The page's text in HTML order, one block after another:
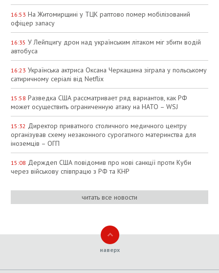
16:53 На Житомирщині у ТЦК раптово помер мобілізований
офіцер запасу
16:35 У Лейпцигу дрон над українським літаком міг збити водій
автобуса
16:23 Українська актриса Оксана Черкашина зіграла у польському
сатиричному серіалі від Netflix
15:58 Разведка США рассматривает ряд вариантов, как РФ
может осуществить ограниченную атаку на НАТО – WSJ
15:32 Директор приватного столичного медичного центру
організував схему незаконного сурогатного материнства для
іноземців – ОГП
15:08 Держдеп США повідомив про нові санкції проти Куби
через військову співпрацю з РФ та КНР
читать все новости
наверх